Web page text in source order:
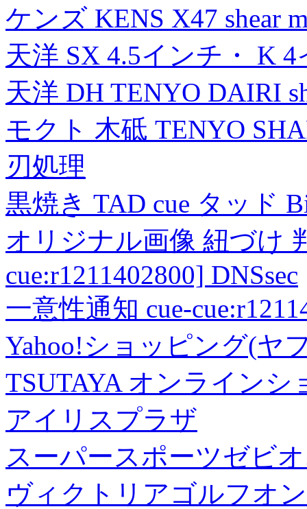
ケンズ KENS X47 shear
天洋 SX 4.5インチ・ K
天洋 DH TENYO DAIRI
モクト 木砥 TENYO
刃処理
黒焼き TAD cue タッド
オリジナル画像 紐づけ
cue:r1211402800] DNSsec
一意性通知 cue-
Yahoo!ショッピング(ヤ
TSUTAYA オンラインシ
アイリスプラザ
スーパースポーツゼビ
ヴィクトリアゴルフオ